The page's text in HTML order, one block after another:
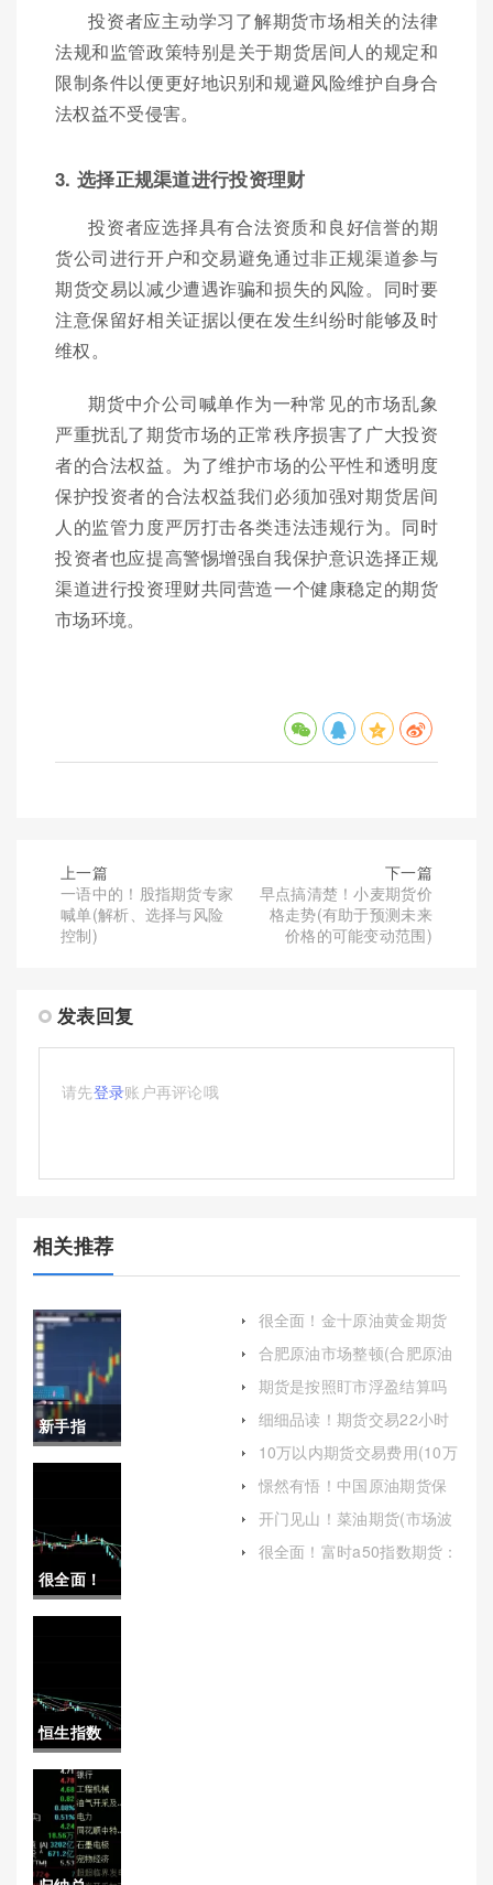
投资者应主动学习了解期货市场相关的法律
法规和监管政策特别是关于期货居间人的规定和
限制条件以便更好地识别和规避风险维护自身合
法权益不受侵害。
3. 选择正规渠道进行投资理财
投资者应选择具有合法资质和良好信誉的期
货公司进行开户和交易避免通过非正规渠道参与
期货交易以减少遭遇诈骗和损失的风险。同时要
注意保留好相关证据以便在发生纠纷时能够及时
维权。
期货中介公司喊单作为一种常见的市场乱象
严重扰乱了期货市场的正常秩序损害了广大投资
者的合法权益。为了维护市场的公平性和透明度
保护投资者的合法权益我们必须加强对期货居间
人的监管力度严厉打击各类违法违规行为。同时
投资者也应提高警惕增强自我保护意识选择正规
渠道进行投资理财共同营造一个健康稳定的期货
市场环境。
上一篇
一语中的！股指期货专家
喊单(解析、选择与风险
控制)
下一篇
早点搞清楚！小麦期货价
格走势(有助于预测未来
价格的可能变动范围)
发表回复
请先登录账户再评论哦
相关推荐
新手指
南！国内
费高(期货
手续费加
很全面！
上海期货
费(白银期
货手续费)
恒生指数
09988(恒
生指数实
时行情)
很全面！金十原油黄金期货
直播喊单(黄金原油直播室)
合肥原油市场整顿(合肥原油
市场整顿最新消息)
期货是按照盯市浮盈结算吗
(期货是按照盯市浮盈结算吗
为什么)
细细品读！期货交易22小时
喊单：全天候交易的利与弊
10万以内期货交易费用(10万
以内期货交易费用多少)
憬然有悟！中国原油期货保
证金（为全球投资者提供了
新的风险管理工具）
开门见山！菜油期货(市场波
动与投资机会)
很全面！富时a50指数期货：